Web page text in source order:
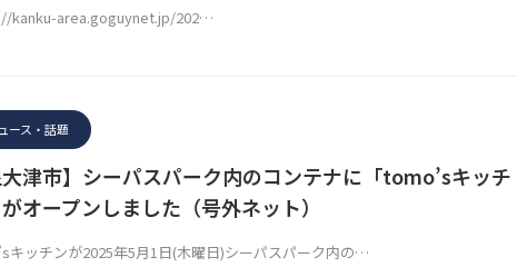
kanku-area.goguynet.jp/202…
ース・話題
大津市】シーパスパーク内のコンテナに「tomo’sキッチ
オープンしました（号外ネット）
キッチンが2025年5月1日(木曜日)シーパスパーク内の…